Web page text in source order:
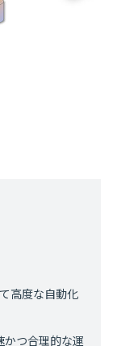
高度な自動化
かつ合理的な運